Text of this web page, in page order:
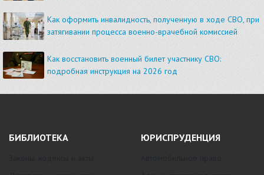
Как оформить инвалидность, полученную в ходе СВО, при
затягивании процесса военно-врачебной комиссией
Как восстановить военный билет участнику СВО:
подробная инструкция на 2026 год
БИБЛИОТЕКА ЮРИСПРУДЕНЦИЯ